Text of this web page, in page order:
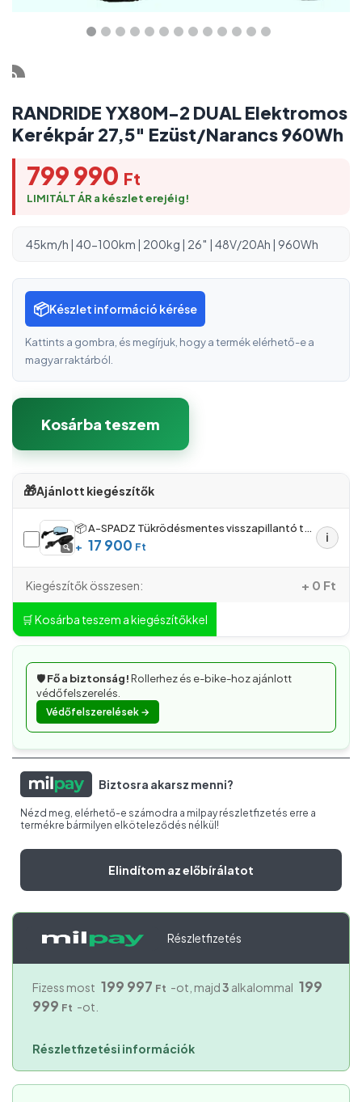
RANDRIDE YX80M-2 DUAL Elektromos
Kerékpár 27,5″ Ezüst/Narancs 960Wh
799 990 Ft
LIMITÁLT ÁR a készlet erejéig!
45km/h | 40-100km | 200kg | 26″ | 48V/20Ah | 960Wh
📦Készlet információ kérése
Kattints a gombra, és megírjuk, hogy a termék elérhető-e a
magyar raktárból.
Kosárba teszem
🎁Ajánlott kiegészítők
🔍
📦 A-SPADZ Tükrödésmentes visszapillantó tükör (1pár)
+ 17 900 Ft
ℹ
Kiegészítők összesen: + 0 Ft
🛒 Kosárba teszem a kiegészítőkkel
🛡️Fő a biztonság! Rollerhez és e-bike-hoz ajánlott
védőfelszerelés.
Védőfelszerelések →
Biztosra akarsz menni?
Nézd meg, elérhető-e számodra a milpay részletfizetés erre a
termékre bármilyen elköteleződés nélkül!
Elindítom az előbírálatot
Részletfizetés
Fizess most 199 997 Ft -ot, majd3 alkalommal 199
999 Ft -ot.
Részletfizetési információk